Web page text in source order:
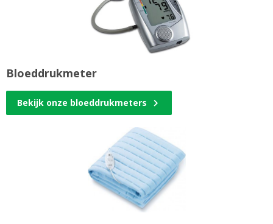
Bloeddrukmeter
Bekijk onze bloeddrukmeters